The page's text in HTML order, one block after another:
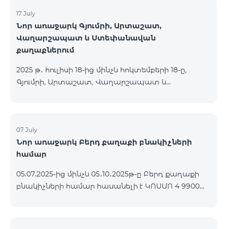
17 July
Նոր առաջարկ Գյումրի, Արտաշատ,
Վաղարշապատ և Ստեփանավան
քաղաքներում
2025 թ․ հուլիսի 18-ից մինչև հոկտեմբերի 18-ը,
Գյումրի, Արտաշատ, Վաղարշապատ և
զեղչով առաջին 6 ամիսների համար, 12 ամիս
բաժանորդագրության դեպքում․ Անվանում
Հիմնական արժեք Զեղչված արժեք 1-6 ամիսների
ԿՈՍՄՈ 3 7400 Մարզային 7400 3700 ԿՈՍՄՈ 4 9900
Մարզային 9900 4950
07 July
Նոր առաջարկ Բերդ քաղաքի բնակիչների
համար
05.07.2025-ից մինչև 05․10․2025թ-ը Բերդ քաղաքի
բնակիչների համար հասանելի է ԿՈՍՄՈ 4 9900